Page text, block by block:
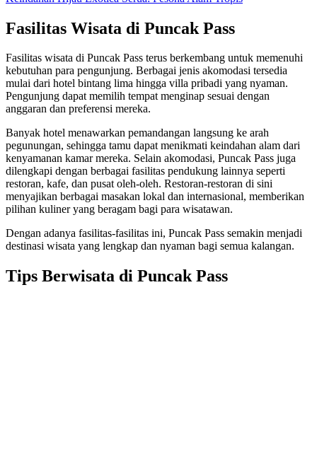
Fasilitas Wisata di Puncak Pass
Fasilitas wisata di Puncak Pass terus berkembang untuk memenuhi
kebutuhan para pengunjung. Berbagai jenis akomodasi tersedia
mulai dari hotel bintang lima hingga villa pribadi yang nyaman.
Pengunjung dapat memilih tempat menginap sesuai dengan
anggaran dan preferensi mereka.
Banyak hotel menawarkan pemandangan langsung ke arah
pegunungan, sehingga tamu dapat menikmati keindahan alam dari
kenyamanan kamar mereka. Selain akomodasi, Puncak Pass juga
dilengkapi dengan berbagai fasilitas pendukung lainnya seperti
restoran, kafe, dan pusat oleh-oleh. Restoran-restoran di sini
menyajikan berbagai masakan lokal dan internasional, memberikan
pilihan kuliner yang beragam bagi para wisatawan.
Dengan adanya fasilitas-fasilitas ini, Puncak Pass semakin menjadi
destinasi wisata yang lengkap dan nyaman bagi semua kalangan.
Tips Berwisata di Puncak Pass